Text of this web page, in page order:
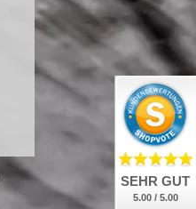
SEHR GUT
5.00 / 5.00